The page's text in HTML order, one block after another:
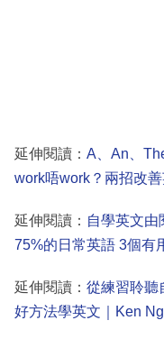
延伸閱讀： A、An、
work唔work？兩招改
延伸閱讀： 自學英文由
75%的日常英語 3個有
延伸閱讀： 從練習聆聽
好方法學英文｜Ken Ng